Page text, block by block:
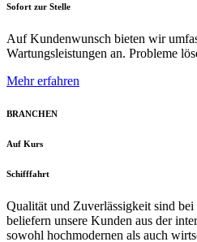
Sofort zur Stelle
Auf Kundenwunsch bieten wir
Wartungsleistungen an. Probleme
Mehr erfahren
BRANCHEN
Auf Kurs
Schifffahrt
Qualität und Zuverlässigkeit sind
beliefern unsere Kunden aus der
sowohl hochmodernen als auch